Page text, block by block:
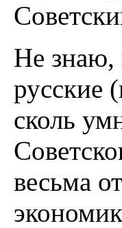
Не знаю,
русские
сколь
весьма